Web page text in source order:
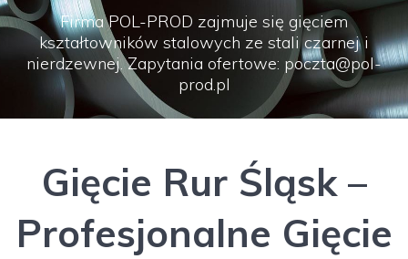
Firma POL-PROD zajmuje się gięciem
kształtowników stalowych ze stali czarnej i
nierdzewnej. Zapytania ofertowe: poczta@pol-
prod.pl
Gięcie Rur Śląsk –
Profesjonalne Gięcie